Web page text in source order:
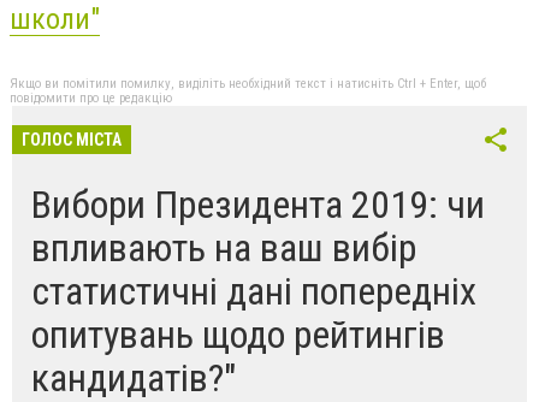
школи"
Якщо ви помітили помилку, виділіть необхідний текст і натисніть Ctrl + Enter, щоб
повідомити про це редакцію
ГОЛОС МІСТА
Вибори Президента 2019: чи
впливають на ваш вибір
статистичні дані попередніх
опитувань щодо рейтингів
кандидатів?"